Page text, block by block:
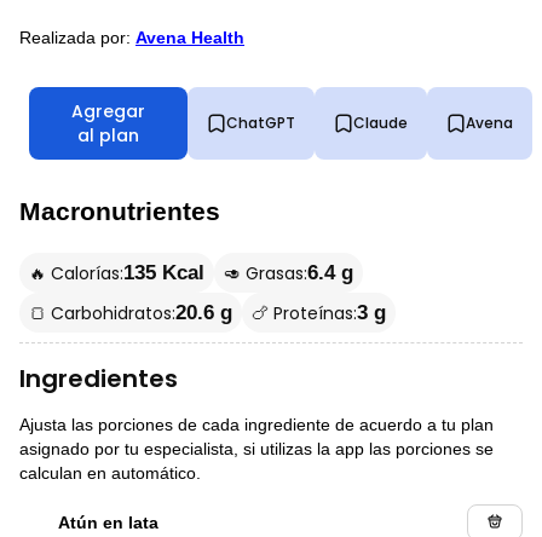
Realizada por: Avena Health
Agregar
al plan
ChatGPT Claude Avena
Macronutrientes
🔥 Calorías:135 Kcal 🥑 Grasas:6.4 g
🍞 Carbohidratos:20.6 g 🍗 Proteínas:3 g
Ingredientes
Ajusta las porciones de cada ingrediente de acuerdo a tu plan
asignado por tu especialista, si utilizas la app las porciones se
calculan en automático.
Atún en lata